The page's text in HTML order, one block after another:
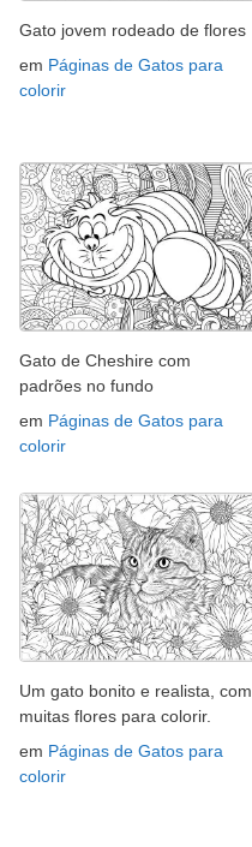
Gato jovem rodeado de flores
em Páginas de Gatos para
colorir
Gato de Cheshire com
padrões no fundo
em Páginas de Gatos para
colorir
Um gato bonito e realista, com
muitas flores para colorir.
em Páginas de Gatos para
colorir